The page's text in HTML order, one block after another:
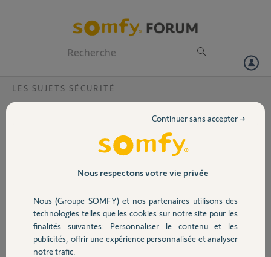
Volet
Sécurité
Domotique
LES SUJETS SÉCURITÉ
Les badges ne déclenchent plus l'alarme
Que se soit n'importe quels des 4 badges que je possède avec mes
enfants, ils ne désactive plus mon alarme lorsque l'on arrive et quand
on ouvre la porte d'entrée l'alarme sonne !
Rogrr C.
il y a environ 2 ans
Participer au fil de discussion
Nous respectons votre vie privée
Nous (Groupe SOMFY) et nos partenaires utilisons des
technologies telles que les cookies sur notre site pour les
finalités suivantes: Personnaliser le contenu et les
publicités, offrir une expérience personnalisée et analyser
notre trafic.
Continuer sans accepter →